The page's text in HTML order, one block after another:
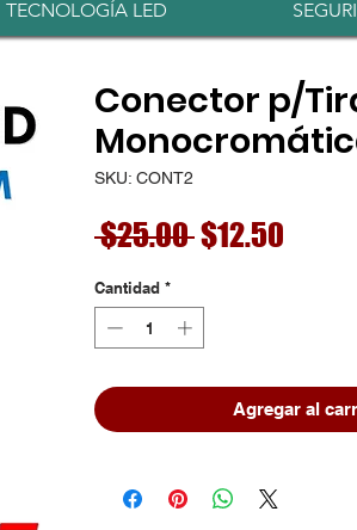
TECNOLOGÍA LED
Conector p/
SKU: CONT2
$25.00 Precio
$12.50
Cantidad *
Agregar al